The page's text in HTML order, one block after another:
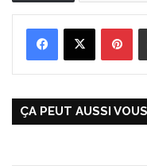
ÇA PEUT AUSSI